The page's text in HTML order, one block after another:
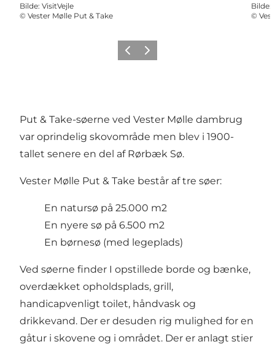
Bilde: VisitVejle
© Vester Mølle Put & Take
Bilde:
©
ForrigeNeste
Put & Take-søerne ved Vester Mølle dambrug
var oprindelig skovområde men blev i 1900-
tallet senere en del af Rørbæk Sø.
Vester Mølle Put & Take består af tre søer:
En natursø på 25.000 m2
En nyere sø på 6.500 m2
En børnesø (med legeplads)
Ved søerne finder I opstillede borde og bænke,
overdækket opholdsplads, grill,
handicapvenligt toilet, håndvask og
drikkevand. Der er desuden rig mulighed for en
gåtur i skovene og i området. Der er anlagt stier